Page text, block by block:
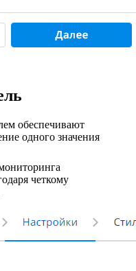
обеспечивают
одного значения
четкому